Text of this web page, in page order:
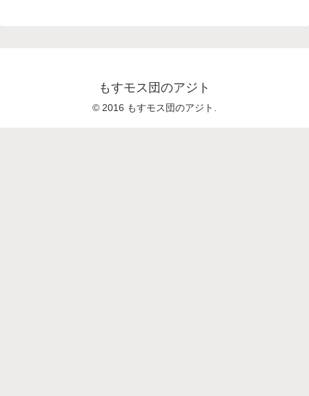
もすモス団のアジト
© 2016 もすモス団のアジト.